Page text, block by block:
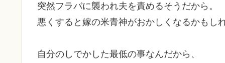
突然フラバに襲われ夫を責めるそうだから。
悪くすると嫁の米青神がおかしくなるかもし
自分のしでかした最低の事なんだから、